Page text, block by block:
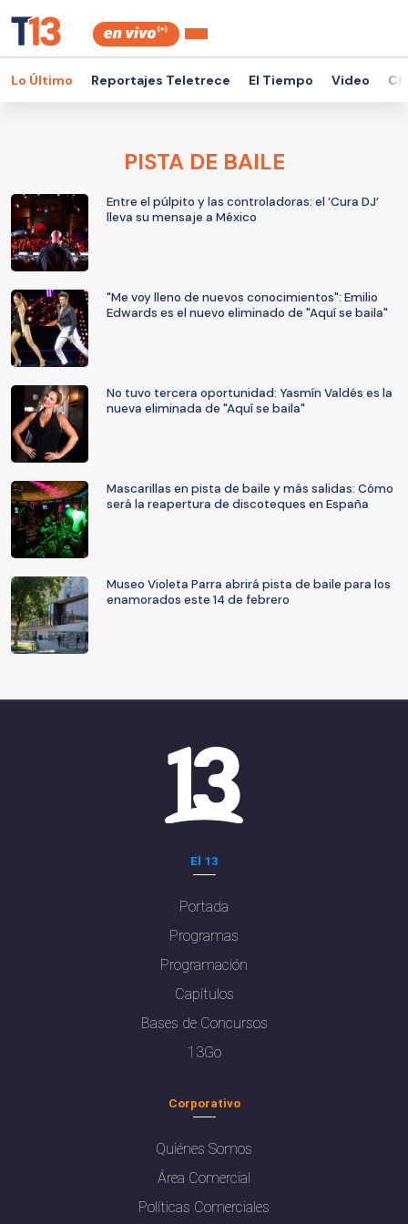
Lo Último Reportajes Teletrece El Tiempo Video
PISTA DE BAILE
Entre el púlpito y las controladoras: el ‘Cura DJ’
lleva su mensaje a México
"Me voy lleno de nuevos conocimientos": Emilio
Edwards es el nuevo eliminado de "Aquí se baila"
No tuvo tercera oportunidad: Yasmín Valdés es la
nueva eliminada de "Aquí se baila"
Mascarillas en pista de baile y más salidas: Cómo
será la reapertura de discoteques en España
Museo Violeta Parra abrirá pista de baile para los
enamorados este 14 de febrero
El 13
Portada
Programas
Programación
Capítulos
Bases de Concursos
13Go
Corporativo
Quiénes Somos
Área Comercial
Políticas Comerciales